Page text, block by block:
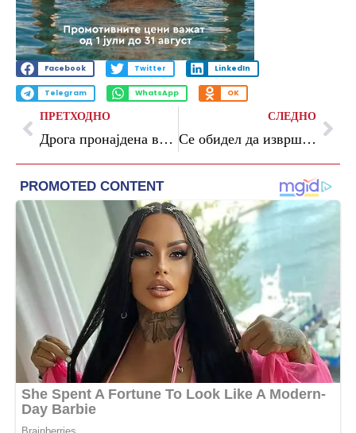
Facebook Twitter LinkedIn
Telegram WhatsApp OK
ПРЕТХОДНО
Дрога пронајдена во затворот „Идризово“
СЛЕДНО
Се обидел да изврши обљуба врз 18-годишна девојка: уапсен маж од Светиниколско